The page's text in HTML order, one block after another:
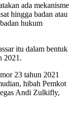
ada mekanisme
hingga badan atau
hukum
itu dalam bentuk
2021.
23 tahun 2021
hibah Pemkot
Andi Zulkifly,